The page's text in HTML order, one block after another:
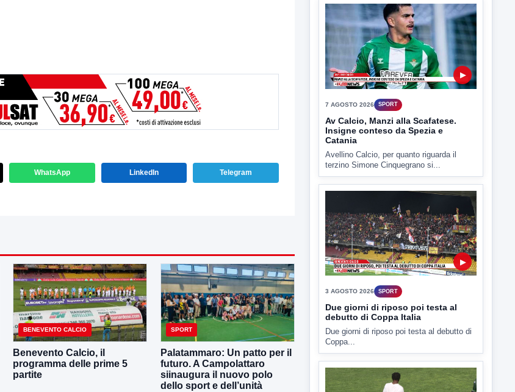
WhatsApp LinkedIn Telegram
BENEVENTO CALCIO
Benevento Calcio, il
programma delle prime 5
partite
SPORT
Palatammaro: Un patto per il
futuro. A Campolattaro
siinaugura il nuovo polo
dello sport e dell’unità
▶
7 AGOSTO 2026 SPORT
Av Calcio, Manzi alla Scafatese.
Insigne conteso da Spezia e
Catania
Avellino Calcio, per quanto riguarda il
terzino Simone Cinquegrano si...
▶
3 AGOSTO 2026 SPORT
Due giorni di riposo poi testa al
debutto di Coppa Italia
Due giorni di riposo poi testa al debutto di
Coppa...